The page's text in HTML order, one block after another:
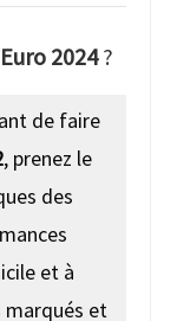
2024?
de faire
, prenez le
des
et à
marqués et